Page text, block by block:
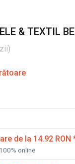
& TEXTIL
)
de la 14.92 RON
online